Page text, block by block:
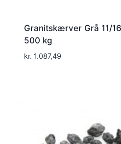
Granitskærver Grå 11/
500 kg
kr. 1.087,49